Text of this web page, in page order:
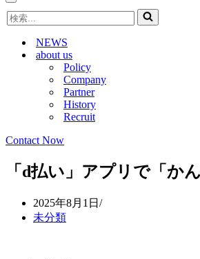
ゲ
シ
ョ
ナ
ビ
検
索...
NEWS
about us
Policy
Company
Partner
History
Recruit
Contact Now
「d払い」アプリで「か
2025年8月1日
未分類